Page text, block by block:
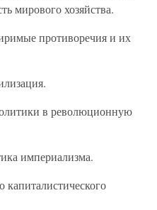
мирового хозяйства.
противоречия и их
в революционную
империализма.
капиталистического